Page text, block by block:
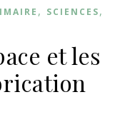
, SCIENCES,
et les